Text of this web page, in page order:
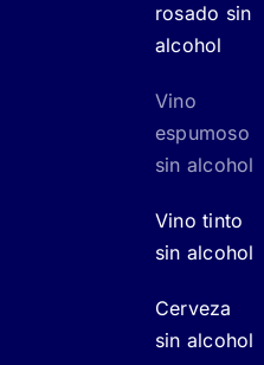
rosado sin
alcohol
Vino
espumoso
sin alcohol
Vino tinto
sin alcohol
Cerveza
sin alcohol